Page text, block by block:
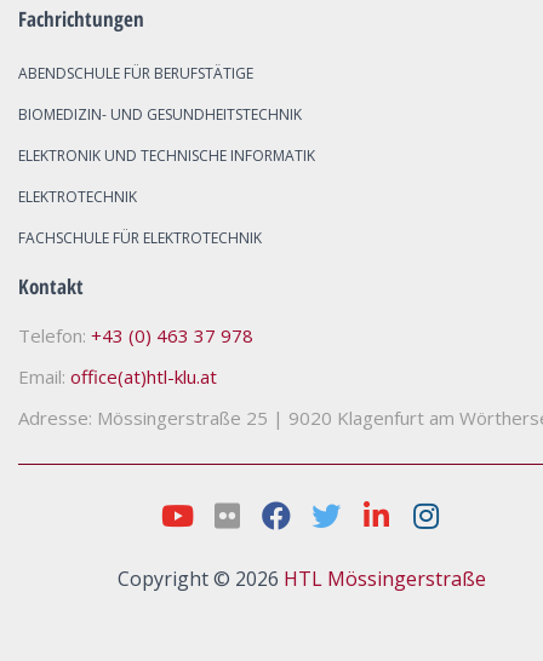
Fachrichtungen
ABENDSCHULE FÜR BERUFSTÄTIGE
BIOMEDIZIN- UND GESUNDHEITSTECHNIK
ELEKTRONIK UND TECHNISCHE INFORMATIK
ELEKTROTECHNIK
FACHSCHULE FÜR ELEKTROTECHNIK
Kontakt
Telefon: +43 (0) 463 37 978
Email: office(at)htl-klu.at
Adresse: Mössingerstraße 25 | 9020 Klagenfurt am
Copyright © 2026 HTL Mössingerstraße